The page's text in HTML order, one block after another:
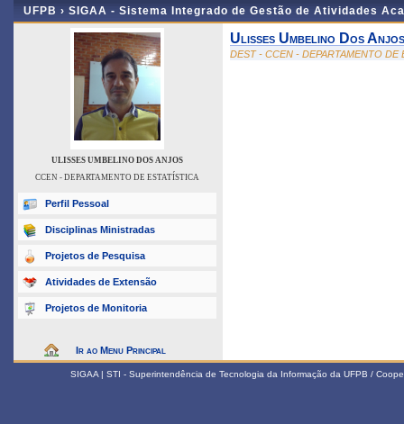
UFPB › SIGAA - Sistema Integrado de Gestão de Atividades
ULISSES UMBELINO DOS ANJOS
CCEN - DEPARTAMENTO DE ESTATÍSTICA
Perfil Pessoal
Disciplinas Ministradas
Projetos de Pesquisa
Atividades de Extensão
Projetos de Monitoria
Ir ao Menu Principal
Ulisses Umbelino Dos Anjos
DEST - CCEN - DEPARTAMENTO DE
SIGAA | STI - Superintendência de Tecnologia da Informação da UFPB /